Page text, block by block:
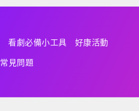
看劇必備小工具 好康活動
常見問題